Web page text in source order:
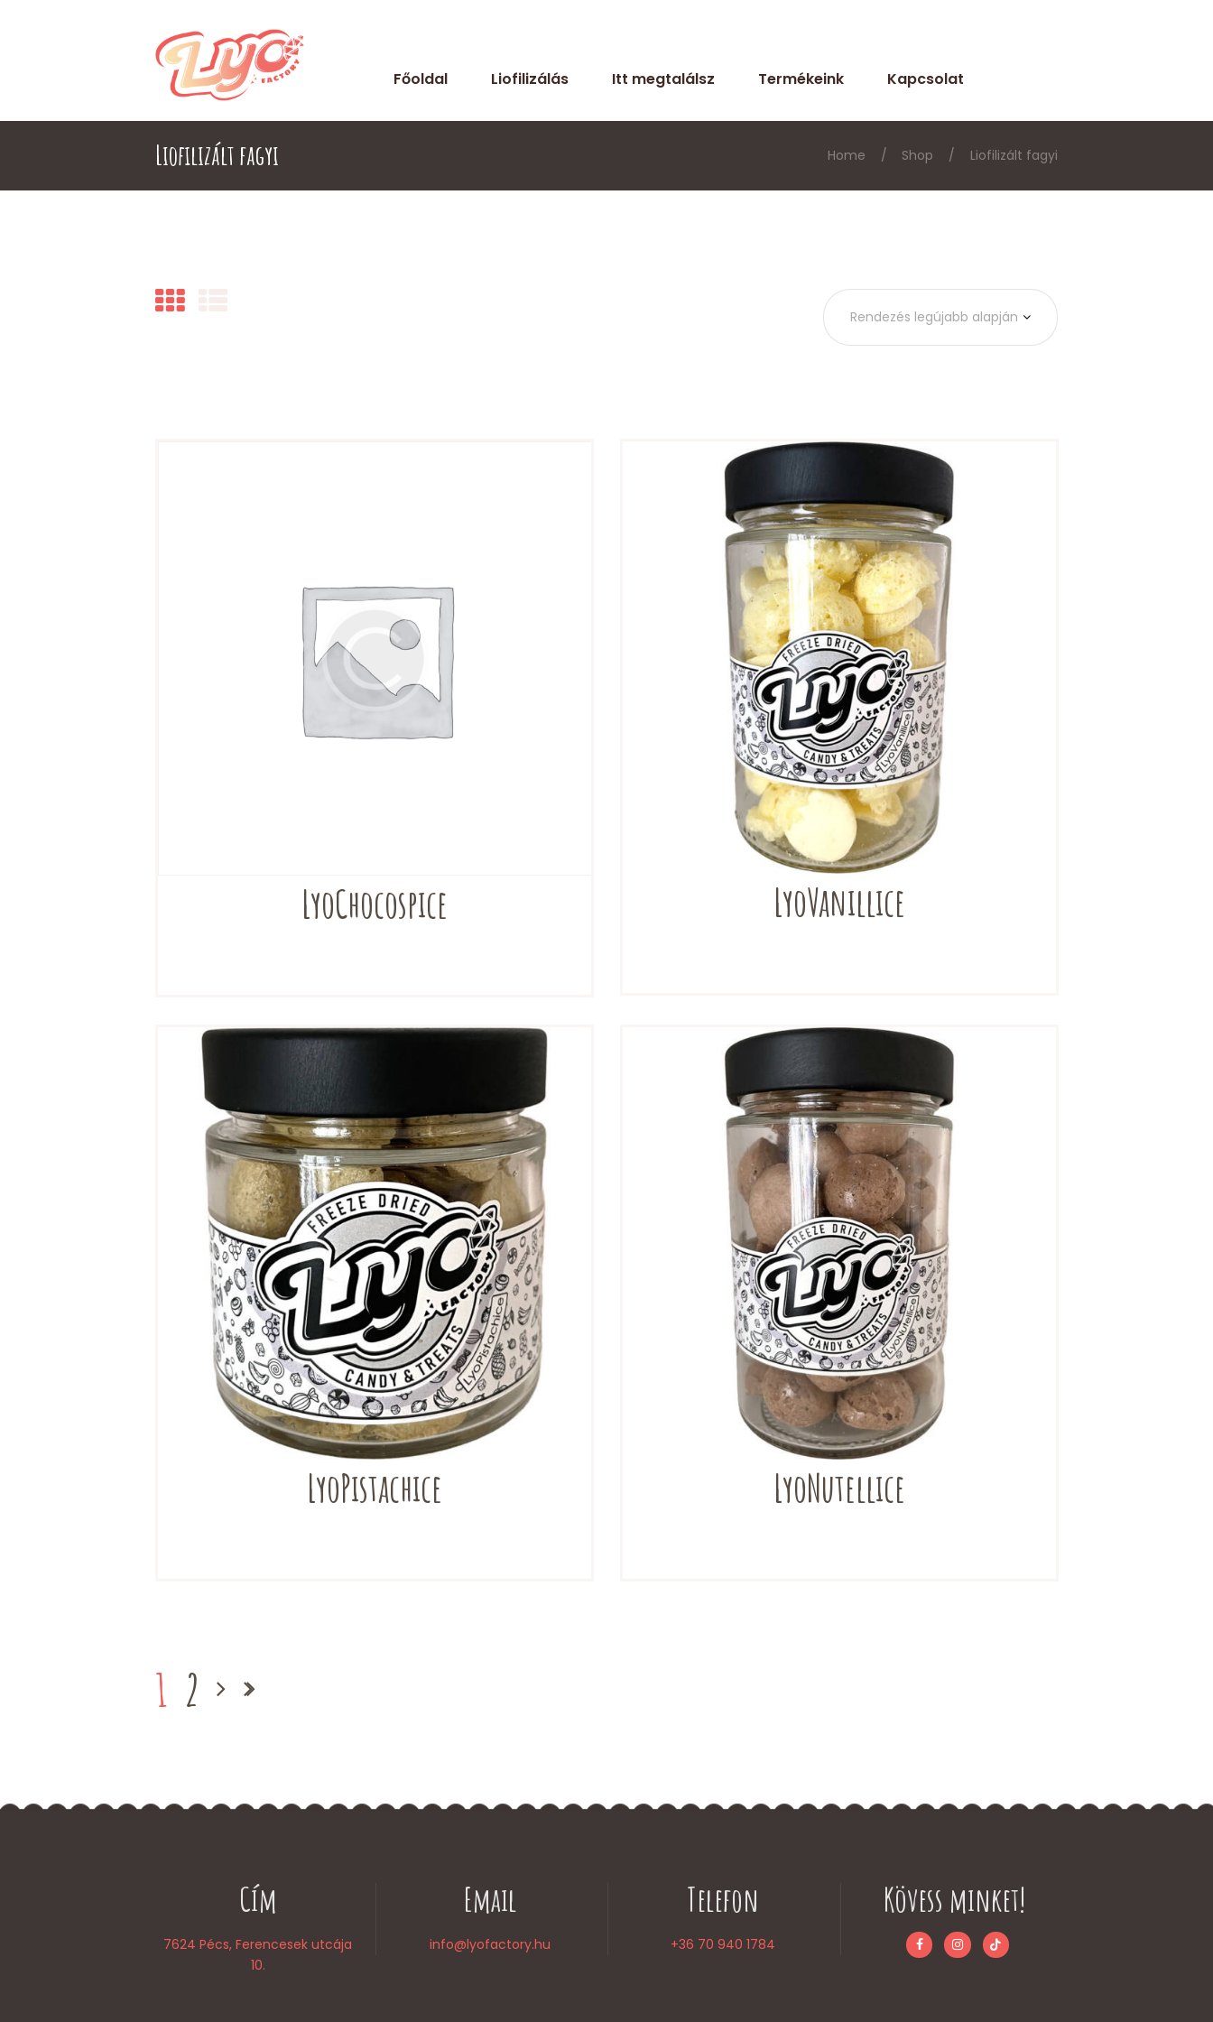
Főoldal Liofilizálás Itt megtalálsz Termékeink Kapcsolat
Liofilizált fagyi Home Shop Liofilizált fagyi
LyoChocospice LyoVanillice
LyoPistachice LyoNutellice
1 2
Cím
7624 Pécs, Ferencesek utcája
10.
Email
info@lyofactory.hu
Telefon
+36 70 940 1784
Kövess minket!